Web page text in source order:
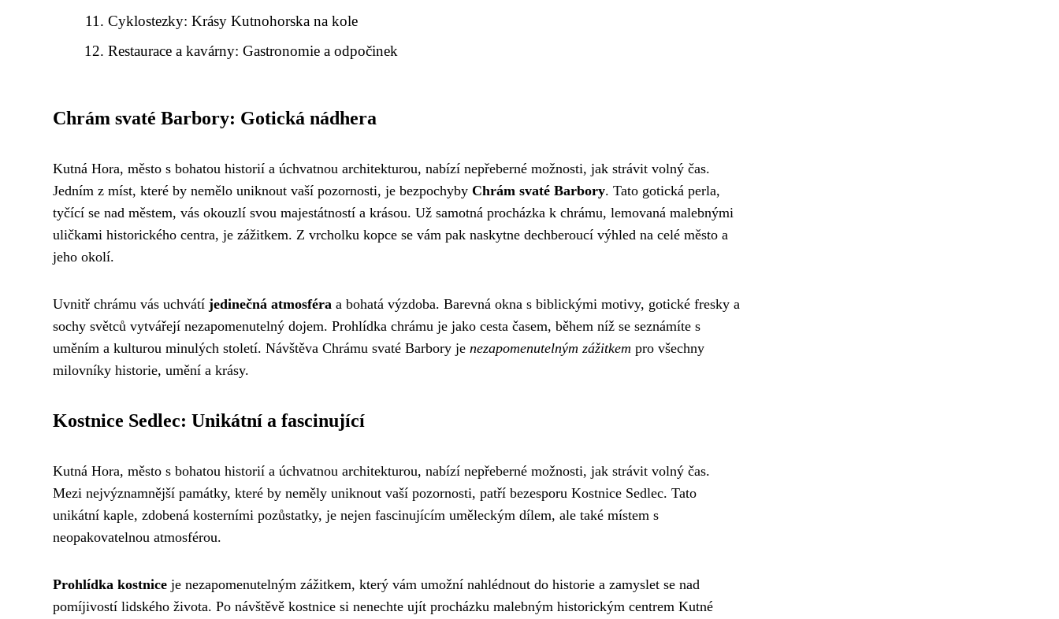
Cyklostezky: Krásy Kutnohorska na kole
Restaurace a kavárny: Gastronomie a odpočinek
Chrám svaté Barbory: Gotická nádhera
Kutná Hora, město s bohatou historií a úchvatnou architekturou, nabízí nepřeberné možnosti, jak strávit volný čas.
Jedním z míst, které by nemělo uniknout vaší pozornosti, je bezpochyby Chrám svaté Barbory. Tato gotická perla,
tyčící se nad městem, vás okouzlí svou majestátností a krásou. Už samotná procházka k chrámu, lemovaná malebnými
uličkami historického centra, je zážitkem. Z vrcholku kopce se vám pak naskytne dechberoucí výhled na celé město a
jeho okolí.
Uvnitř chrámu vás uchvátí jedinečná atmosféra a bohatá výzdoba. Barevná okna s biblickými motivy, gotické fresky a
sochy světců vytvářejí nezapomenutelný dojem. Prohlídka chrámu je jako cesta časem, během níž se seznámíte s
uměním a kulturou minulých století. Návštěva Chrámu svaté Barbory je nezapomenutelným zážitkem pro všechny
milovníky historie, umění a krásy.
Kostnice Sedlec: Unikátní a fascinující
Kutná Hora, město s bohatou historií a úchvatnou architekturou, nabízí nepřeberné možnosti, jak strávit volný čas.
Mezi nejvýznamnější památky, které by neměly uniknout vaší pozornosti, patří bezesporu Kostnice Sedlec. Tato
unikátní kaple, zdobená kosterními pozůstatky, je nejen fascinujícím uměleckým dílem, ale také místem s
neopakovatelnou atmosférou.
Prohlídka kostnice je nezapomenutelným zážitkem, který vám umožní nahlédnout do historie a zamyslet se nad
pomíjivostí lidského života. Po návštěvě kostnice si nenechte ujít procházku malebným historickým centrem Kutné